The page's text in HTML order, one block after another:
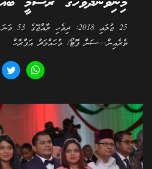
25
ތެރެއިން---ސަން ފޮޓޯ/ މުހައްމަދު އަފްރާހް